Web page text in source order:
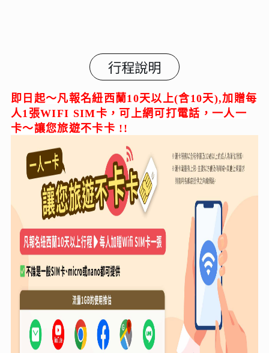
行程說明
即日起～凡報名紐西蘭10天以上(含10天),加贈每
人1張WIFI SIM卡，可上網可打電話，一人一
卡～讓您旅遊不卡卡 !!